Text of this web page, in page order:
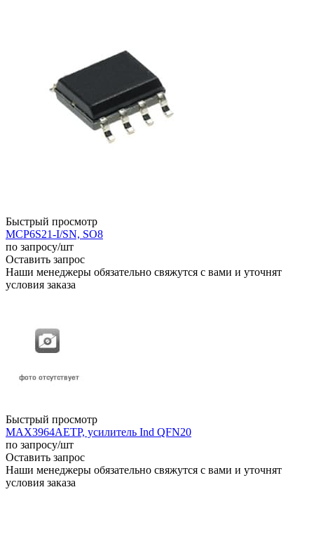
Быстрый просмотр
MCP6S21-I/SN, SO8
по запросу/шт
Оставить запрос
Наши менеджеры обязательно свяжутся с вами и уточнят
условия заказа
Быстрый просмотр
MAX3964AETP, усилитель Ind QFN20
по запросу/шт
Оставить запрос
Наши менеджеры обязательно свяжутся с вами и уточнят
условия заказа